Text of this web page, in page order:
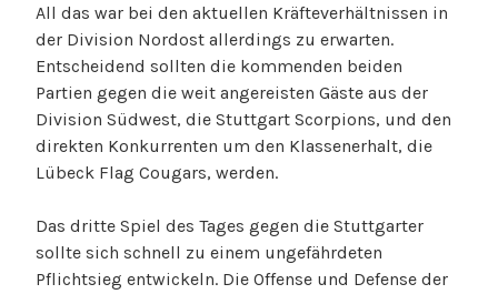
All das war bei den aktuellen Kräfteverhältnissen in
der Division Nordost allerdings zu erwarten.
Entscheidend sollten die kommenden beiden
Partien gegen die weit angereisten Gäste aus der
Division Südwest, die Stuttgart Scorpions, und den
direkten Konkurrenten um den Klassenerhalt, die
Lübeck Flag Cougars, werden.
Das dritte Spiel des Tages gegen die Stuttgarter
sollte sich schnell zu einem ungefährdeten
Pflichtsieg entwickeln. Die Offense und Defense der